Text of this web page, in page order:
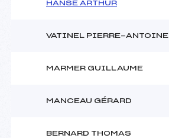
HANSE ARTHUR
VATINEL PIERRE-ANTOINE
MARMER GUILLAUME
MANCEAU GÉRARD
BERNARD THOMAS